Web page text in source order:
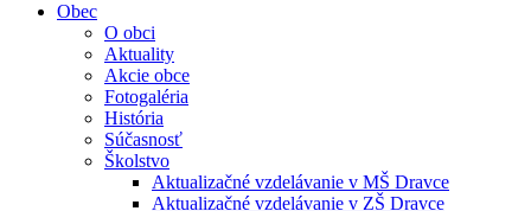
Obec
O obci
Aktuality
Akcie obce
Fotogaléria
História
Súčasnosť
Školstvo
Aktualizačné vzdelávanie v MŠ Dravce
Aktualizačné vzdelávanie v ZŠ Dravce